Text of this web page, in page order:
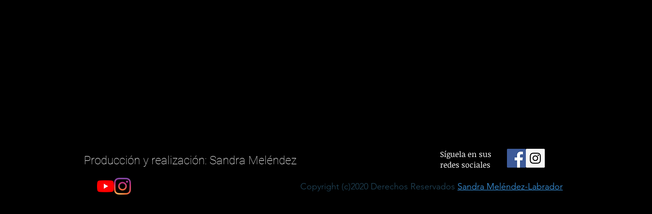
Producción y realización: Sandra Meléndez
Síguela en sus
redes sociales
Copyright (c)2020 Derechos Reservados Sandra Meléndez-Labrador